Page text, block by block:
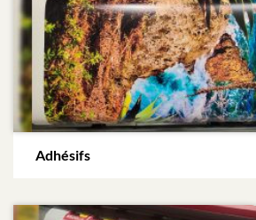
Adhésifs